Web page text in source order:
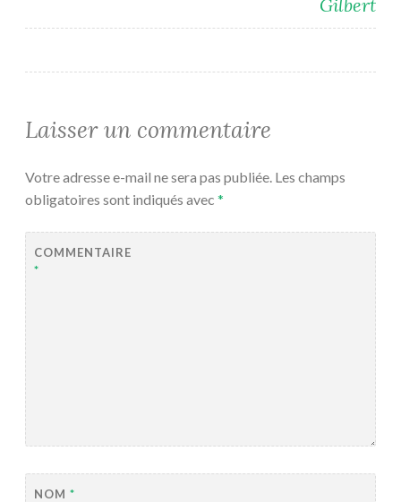
Gilbert
Laisser un commentaire
Votre adresse e-mail ne sera pas publiée. Les champs
obligatoires sont indiqués avec *
COMMENTAIRE
*
NOM *